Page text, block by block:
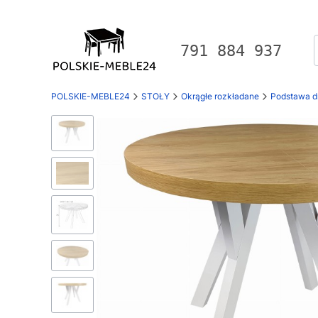
791 884 937
POLSKIE-MEBLE24 STOŁY Okrągłe rozkładane Podstawa